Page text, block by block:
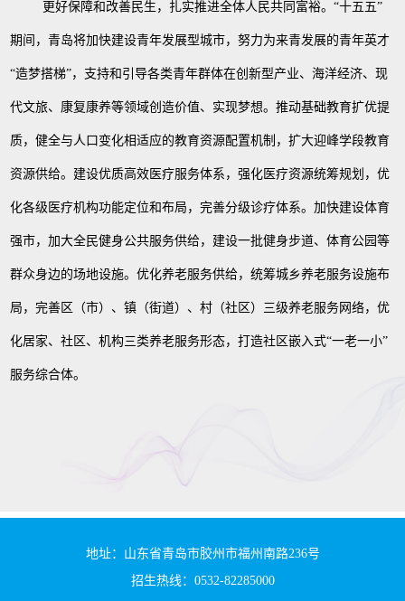
更好保障和改善民生，扎实推进全体人民共同富裕。“十五五”
期间，青岛将加快建设青年发展型城市，努力为来青发展的青年英才
“造梦搭梯”，支持和引导各类青年群体在创新型产业、海洋经济、现
代文旅、康复康养等领域创造价值、实现梦想。推动基础教育扩优提
质，健全与人口变化相适应的教育资源配置机制，扩大迎峰学段教育
资源供给。建设优质高效医疗服务体系，强化医疗资源统筹规划，优
化各级医疗机构功能定位和布局，完善分级诊疗体系。加快建设体育
强市，加大全民健身公共服务供给，建设一批健身步道、体育公园等
群众身边的场地设施。优化养老服务供给，统筹城乡养老服务设施布
局，完善区（市）、镇（街道）、村（社区）三级养老服务网络，优
化居家、社区、机构三类养老服务形态，打造社区嵌入式“一老一小”
服务综合体。
地址：山东省青岛市胶州市福州南路236号
招生热线：0532-82285000